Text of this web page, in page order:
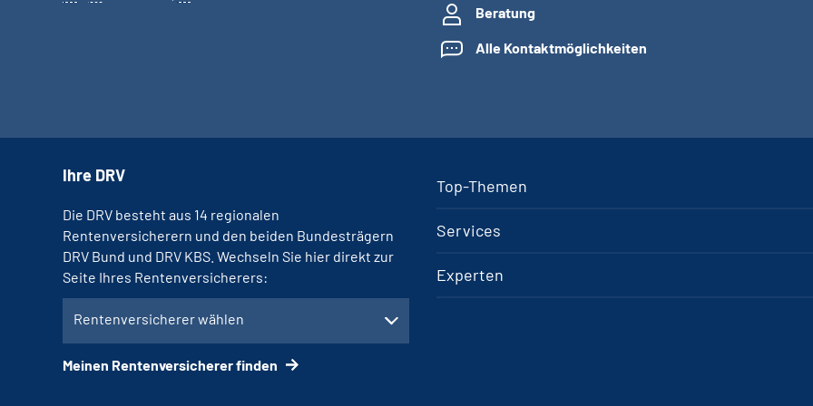
Beratung
Alle Kontaktmöglichkeiten
Top-Themen
Services
Experten
Ihre DRV
Die DRV besteht aus 14 regionalen
Rentenversicherern und den beiden Bundesträgern
DRV Bund und DRV KBS. Wechseln Sie hier direkt zur
Seite Ihres Rentenversicherers:
Rentenversicherer wählen
Meinen Rentenversicherer finden